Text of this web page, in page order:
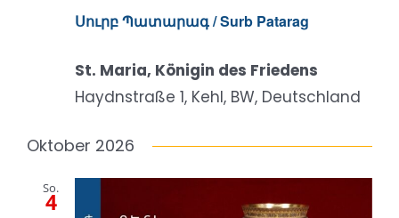
Սուրբ Պատարագ / Surb Patarag
St. Maria, Königin des Friedens
Haydnstraße 1, Kehl, BW, Deutschland
Oktober 2026
So.
4